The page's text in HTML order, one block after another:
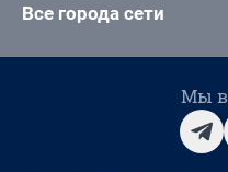
Все города сети
Мы в